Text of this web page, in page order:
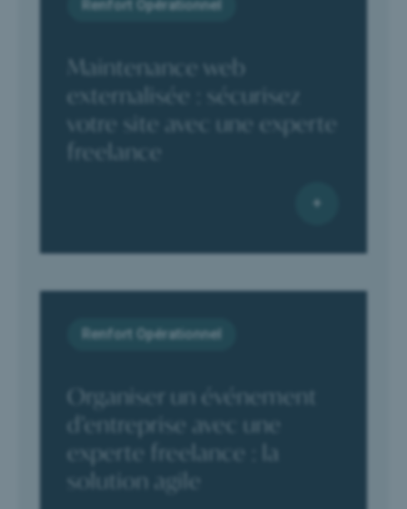
Maintenance web
externalisée : sécurisez
votre site avec une experte
freelance
Renfort Opérationnel
Organiser un événement
d’entreprise avec une
experte freelance : la
solution agile
Renfort Opérationnel